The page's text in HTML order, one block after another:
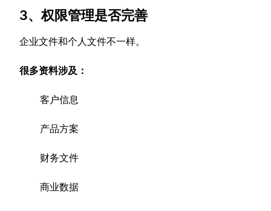
3、权限管理是否完善
企业文件和个人文件不一样。
很多资料涉及：
客户信息
产品方案
财务文件
商业数据